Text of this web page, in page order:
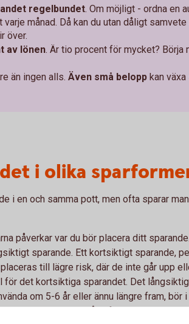
regelbundet. Om möjligt - ordna en
månad. Då kan du utan dåligt samvete
över.
av lönen. Är tio procent för mycket? Börja
än ingen alls. Även små belopp kan
i olika
i en och samma pott, men ofta sparar
påverkar var du bör placera ditt
sparande. Ett kortsiktigt sparande,
till lägre risk, där de inte går upp
för det kortsiktiga sparandet. Det
om 5-6 år eller ännu längre fram, bör
att ge avkastning. Då är fonder och aktier